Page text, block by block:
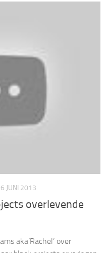
JUNI 2013
overlevende
aka’Rachel’ over